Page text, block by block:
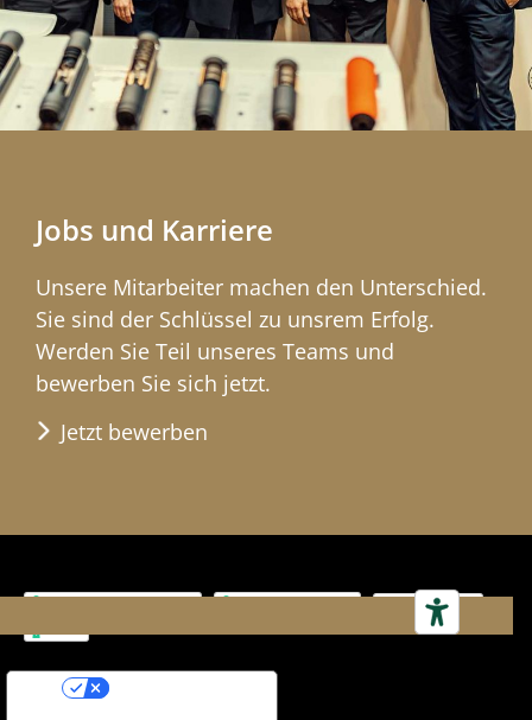
Jobs und Karriere
Unsere Mitar­beiter machen den Unter­schied.
Sie sind der Schlüssel zu unsrem Erfolg.
Werden Sie Teil unseres Teams und
bewerben Sie sich jetzt.
Jetzt bewerben
Impressum